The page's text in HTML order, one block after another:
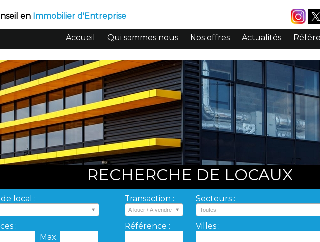
en Immobilier d'Entreprise
Accueil Qui sommes nous Nos offres Actualités
RECHERCHE DE LOCAUX
local : Transaction :
A louer / A vendre
:
Max.
Référence :
Secteurs :
Toutes
Villes :